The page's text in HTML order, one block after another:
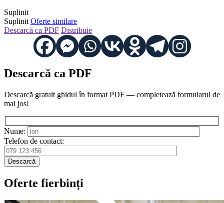
Suplinit
Suplinit Oferte similare
Descarcă ca PDF Distribuie
Descarcă ca PDF
Descarcă gratuit ghidul în format PDF — completează formularul de
mai jos!
Nume:
Telefon de contact:
Descarcă
Oferte fierbinți